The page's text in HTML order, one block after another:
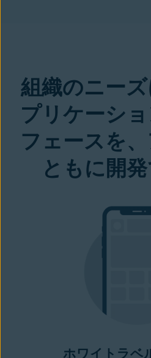
組織のニー
プリケーシ
フェースを
ともに開
ホワイトラベ